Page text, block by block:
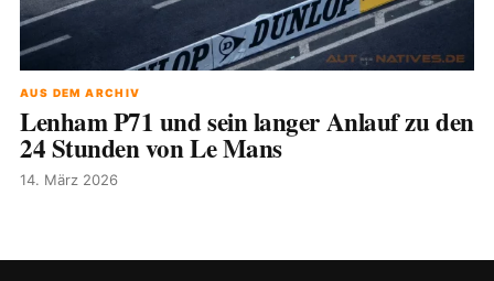
AUS DEM ARCHIV
Lenham P71 und sein langer Anlauf zu den
24 Stunden von Le Mans
14. März 2026